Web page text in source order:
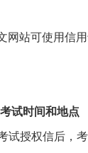
网站可使用信
试时间和地点
试授权信后，